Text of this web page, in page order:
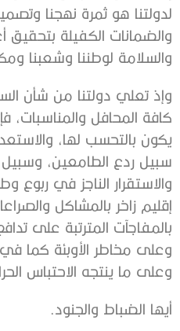
لدولتنا هو ثمرة نهجنا
والضمانات الكفيلة بتحقيق
والسلامة لوطننا وشعبنا
وإذ تعلي دولتنا من شأن
كافة المحافل والمناسبات،
يكون بالتحسب لها،
سبيل ردع الطامعين،
والاستقرار الناجز في ربوع
إقليم زاخر بالمشاكل
بالمفاجآت المترتبة على
وعلى مخاطر الأوبئة كما في
وعلى ما ينتجه الاحتباس
أيها الضباط والجنود.